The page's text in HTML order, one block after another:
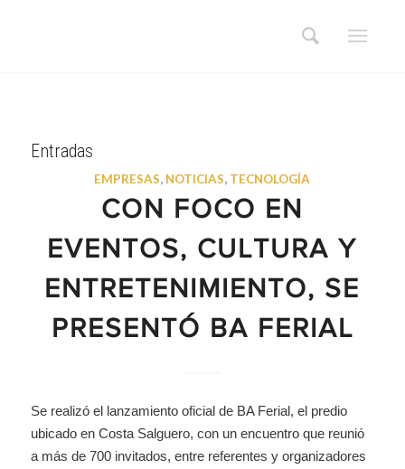
Entradas
EMPRESAS, NOTICIAS, TECNOLOGÍA
CON FOCO EN
EVENTOS, CULTURA Y
ENTRETENIMIENTO, SE
PRESENTÓ BA FERIAL
Se realizó el lanzamiento oficial de BA Ferial, el predio
ubicado en Costa Salguero, con un encuentro que reunió
a más de 700 invitados, entre referentes y organizadores